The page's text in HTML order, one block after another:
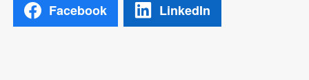
Facebook LinkedIn